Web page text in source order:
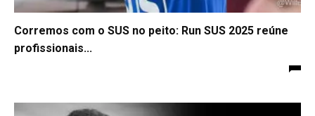
Corremos com o SUS no peito: Run SUS 2025 reúne
profissionais...